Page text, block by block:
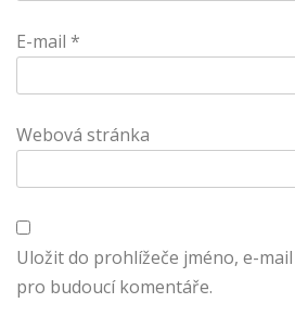
E-mail *
Webová stránka
Uložit do prohlížeče jméno, e-
pro budoucí komentáře.